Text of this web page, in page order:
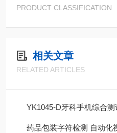
PRODUCT CLASSIFICATION
相关文章
RELATED ARTICLES
YK1045-D牙科手机综合测
药品包装字符检测 自动化